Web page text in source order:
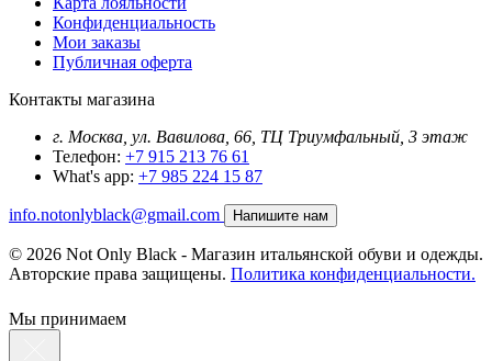
Конфиденциальность
Мои заказы
Публичная оферта
Контакты магазина
г. Москва, ул. Вавилова, 66, ТЦ Триумфальный, 3 этаж
Телефон: +7 915 213 76 61
What's app: +7 985 224 15 87
info.notonlyblack@gmail.com Напишите нам
© 2026 Not Only Black - Магазин итальянской обуви и одежды.
Авторские права защищены. Политика конфиденциальности.
Мы принимаем